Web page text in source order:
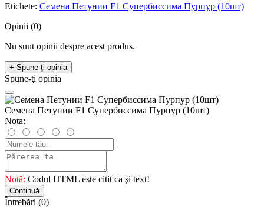
Etichete: Семена Петунии F1 Супербиссима Пурпур (10шт)
Opinii (0)
Nu sunt opinii despre acest produs.
+ Spune-ţi opinia
Spune-ţi opinia
Семена Петунии F1 Супербиссима Пурпур (10шт)
Nota:
Notă: Codul HTML este citit ca şi text!
Continuă
Întrebări (0)